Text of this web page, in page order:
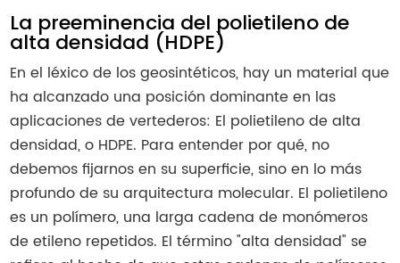
La preeminencia del polietileno de
alta densidad (HDPE)
En el léxico de los geosintéticos, hay un material que
ha alcanzado una posición dominante en las
aplicaciones de vertederos: El polietileno de alta
densidad, o HDPE. Para entender por qué, no
debemos fijarnos en su superficie, sino en lo más
profundo de su arquitectura molecular. El polietileno
es un polímero, una larga cadena de monómeros
de etileno repetidos. El término "alta densidad" se